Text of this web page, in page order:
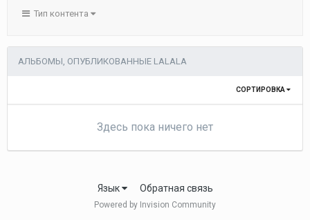
Тип контента
АЛЬБОМЫ, ОПУБЛИКОВАННЫЕ LALALA
СОРТИРОВКА
Здесь пока ничего нет
Язык Обратная связь
Powered by Invision Community